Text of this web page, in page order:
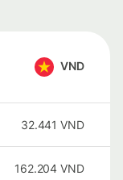
VND
32.441 VND
162.204 VND